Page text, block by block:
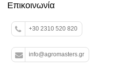
Επικοινωνία
+30 2310 520 820
info@agromasters.gr